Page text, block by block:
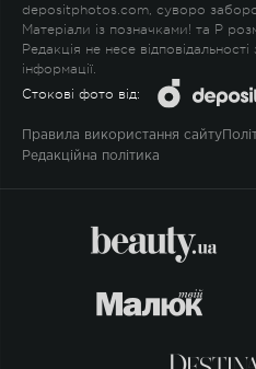
depositphotos.com, суворо
Матеріали із позначками! та P
Редакція не несе відповідальності
інформації.
Стокові фото від:
Правила використання сайту
Редакційна політика